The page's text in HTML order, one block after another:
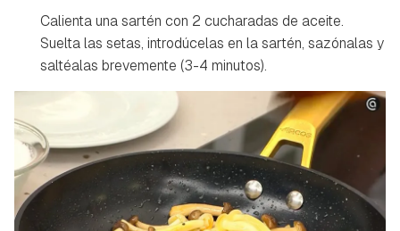
Calienta una sartén con 2 cucharadas de aceite.
Suelta las setas, introdúcelas en la sartén, sazónalas y
saltéalas brevemente (3-4 minutos).